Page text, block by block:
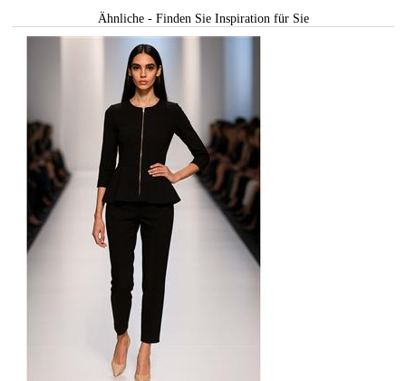
Ähnliche - Finden Sie Inspiration für Sie